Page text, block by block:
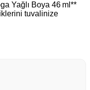
Yağlı Boya 46 ml**
tuvalinize